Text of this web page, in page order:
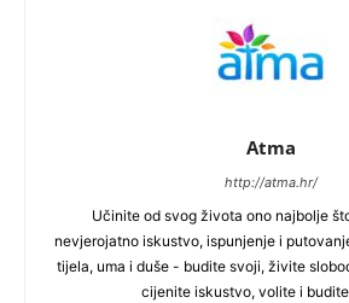
Atma
http://atma.hr/
Učinite od svog života ono najbolje
nevjerojatno iskustvo, ispunjenje i
tijela, uma i duše - budite svoji, živite
cijenite iskustvo, volite i